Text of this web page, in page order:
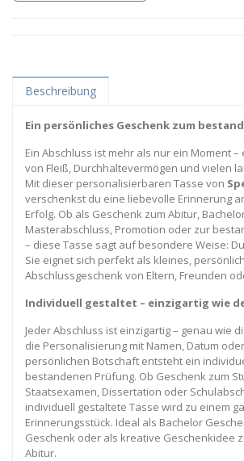
Beschreibung
Ein persönliches Geschenk zum
Ein Abschluss ist mehr als nur ein Moment –
von Fleiß, Durchhaltevermögen und vielen
Mit dieser personalisierbaren Tasse von
verschenkst du eine liebevolle Erinnerung
Erfolg. Ob als Geschenk zum Abitur,
Masterabschluss, Promotion oder zur
– diese Tasse sagt auf besondere Weise:
Sie eignet sich perfekt als kleines,
Abschlussgeschenk von Eltern, Freunden
Individuell gestaltet – einzigartig wie
Jeder Abschluss ist einzigartig – genau wie
die Personalisierung mit Namen, Datum
persönlichen Botschaft entsteht ein
bestandenen Prüfung. Ob Geschenk zum
Staatsexamen, Dissertation oder
individuell gestaltete Tasse wird zu einem
Erinnerungsstück. Ideal als Bachelor
Geschenk oder als kreative Geschenkidee
Abitur.